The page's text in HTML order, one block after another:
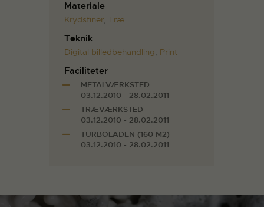
Materiale
Krydsfiner, Træ
Teknik
Digital billedbehandling, Print
Faciliteter
METALVÆRKSTED
03.12.2010 - 28.02.2011
TRÆVÆRKSTED
03.12.2010 - 28.02.2011
TURBOLADEN (160 M2)
03.12.2010 - 28.02.2011